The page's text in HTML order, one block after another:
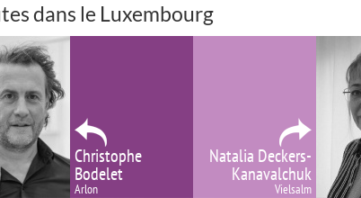
dans le Luxembourg
Christophe
Bodelet
Arlon
Natalia Deckers-
Kanavalchuk
Vielsalm